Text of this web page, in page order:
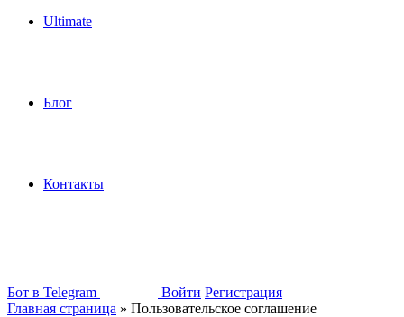
Ultimate
Блог
Контакты
Бот в Telegram Войти Регистрация
Главная страница » Пользовательское соглашение